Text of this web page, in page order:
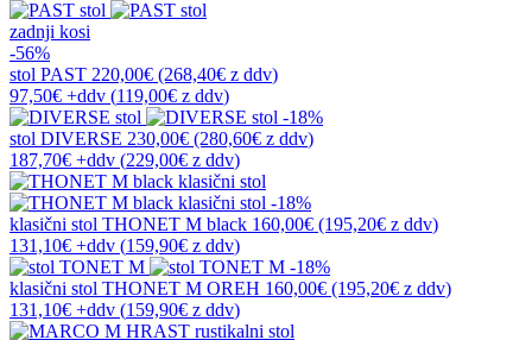
zadnji kosi
-56%
stol PAST 220,00€ (268,40€ z ddv)
97,50€ +ddv (119,00€ z ddv)
-18%
stol DIVERSE 230,00€ (280,60€ z ddv)
187,70€ +ddv (229,00€ z ddv)
-18%
klasični stol THONET M black 160,00€ (195,20€ z ddv)
131,10€ +ddv (159,90€ z ddv)
-18%
klasični stol THONET M OREH 160,00€ (195,20€ z ddv)
131,10€ +ddv (159,90€ z ddv)